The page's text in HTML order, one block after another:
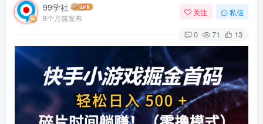
99学社
8个月前发布
关注 私信
0 71 13